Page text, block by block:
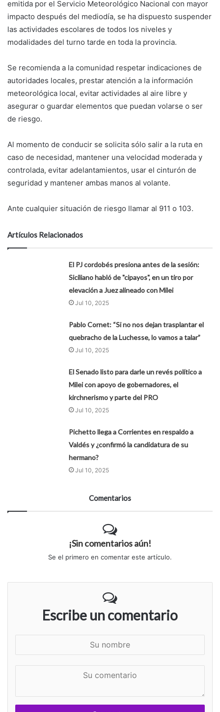
emitida por el Servicio Meteorológico Nacional con mayor
impacto después del mediodía, se ha dispuesto suspender
las actividades escolares de todos los niveles y
modalidades del turno tarde en toda la provincia.
Se recomienda a la comunidad respetar indicaciones de
autoridades locales, prestar atención a la información
meteorológica local, evitar actividades al aire libre y
asegurar o guardar elementos que puedan volarse o ser
de riesgo.
Al momento de conducir se solicita sólo salir a la ruta en
caso de necesidad, mantener una velocidad moderada y
controlada, evitar adelantamientos, usar el cinturón de
seguridad y mantener ambas manos al volante.
Ante cualquier situación de riesgo llamar al 911 o 103.
Artículos Relacionados
El PJ cordobés presiona antes de la sesión:
Siciliano habló de "cipayos", en un tiro por
elevación a Juez alineado con Milei
Jul 10, 2025
Pablo Cornet: “Si no nos dejan trasplantar el
quebracho de la Luchesse, lo vamos a talar”
Jul 10, 2025
El Senado listo para darle un revés político a
Milei con apoyo de gobernadores, el
kirchnerismo y parte del PRO
Jul 10, 2025
Pichetto llega a Corrientes en respaldo a
Valdés y ¿confirmó la candidatura de su
hermano?
Jul 10, 2025
Comentarios
¡Sin comentarios aún!
Se el primero en comentar este artículo.
Escribe un comentario